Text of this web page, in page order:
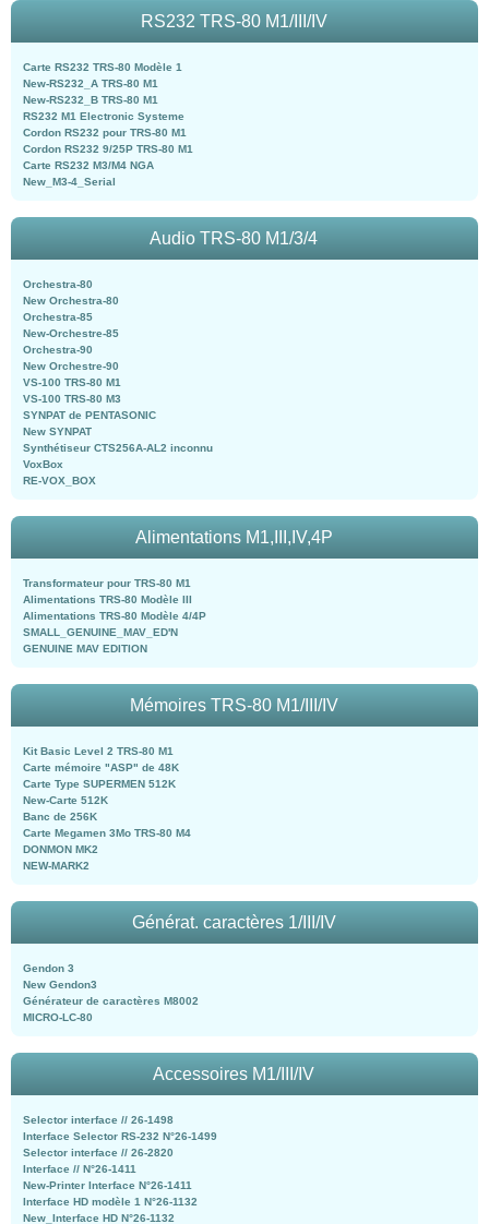
RS232 TRS-80 M1/III/IV
Carte RS232 TRS-80 Modèle 1
New-RS232_A TRS-80 M1
New-RS232_B TRS-80 M1
RS232 M1 Electronic Systeme
Cordon RS232 pour TRS-80 M1
Cordon RS232 9/25P TRS-80 M1
Carte RS232 M3/M4 NGA
New_M3-4_Serial
Audio TRS-80 M1/3/4
Orchestra-80
New Orchestra-80
Orchestra-85
New-Orchestre-85
Orchestra-90
New Orchestre-90
VS-100 TRS-80 M1
VS-100 TRS-80 M3
SYNPAT de PENTASONIC
New SYNPAT
Synthétiseur CTS256A-AL2 inconnu
VoxBox
RE-VOX_BOX
Alimentations M1,III,IV,4P
Transformateur pour TRS-80 M1
Alimentations TRS-80 Modèle III
Alimentations TRS-80 Modèle 4/4P
SMALL_GENUINE_MAV_ED'N
GENUINE MAV EDITION
Mémoires TRS-80 M1/III/IV
Kit Basic Level 2 TRS-80 M1
Carte mémoire "ASP" de 48K
Carte Type SUPERMEN 512K
New-Carte 512K
Banc de 256K
Carte Megamen 3Mo TRS-80 M4
DONMON MK2
NEW-MARK2
Générat. caractères 1/III/IV
Gendon 3
New Gendon3
Générateur de caractères M8002
MICRO-LC-80
Accessoires M1/III/IV
Selector interface // 26-1498
Interface Selector RS-232 N°26-1499
Selector interface // 26-2820
Interface // N°26-1411
New-Printer Interface N°26-1411
Interface HD modèle 1 N°26-1132
New_Interface HD N°26-1132